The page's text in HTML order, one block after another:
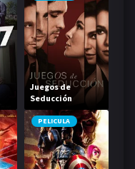
Juegos de
Seducción
PELICULA